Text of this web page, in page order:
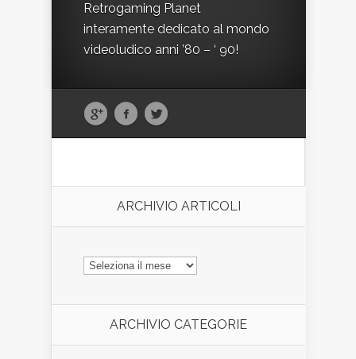
Retrogaming Planet
interamente dedicato al mondo
videoludico anni ’80 – ‘ 90!
ARCHIVIO ARTICOLI
ARCHIVIO
ARTICOLI
ARCHIVIO CATEGORIE